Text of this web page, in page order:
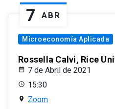
7 ABR
Microeconomía Aplicada
Rossella Calvi, Rice
7 de Abril de 2021
15:30
Zoom